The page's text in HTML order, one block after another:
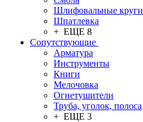
Шлифовальные круги
Шпатлевка
+ ЕЩЕ 8
Сопутствующие
Арматура
Инструменты
Книги
Мелочовка
Огнетушители
Труба, уголок, полоса
+ ЕЩЕ 3